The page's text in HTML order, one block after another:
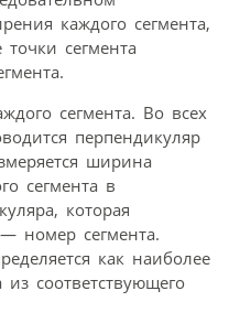
каждого сегмента,
сегмента
сегмента. Во всех
перпендикуляр
ширина
сегмента в
которая
номер сегмента.
как наиболее
соответствующего